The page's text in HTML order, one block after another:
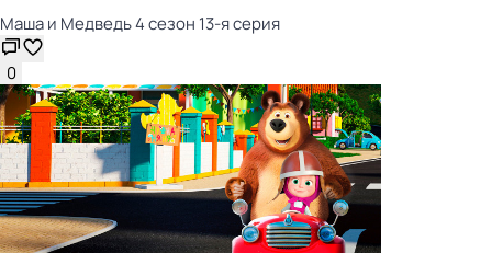
Маша и Медведь 4 сезон 13-я серия
0